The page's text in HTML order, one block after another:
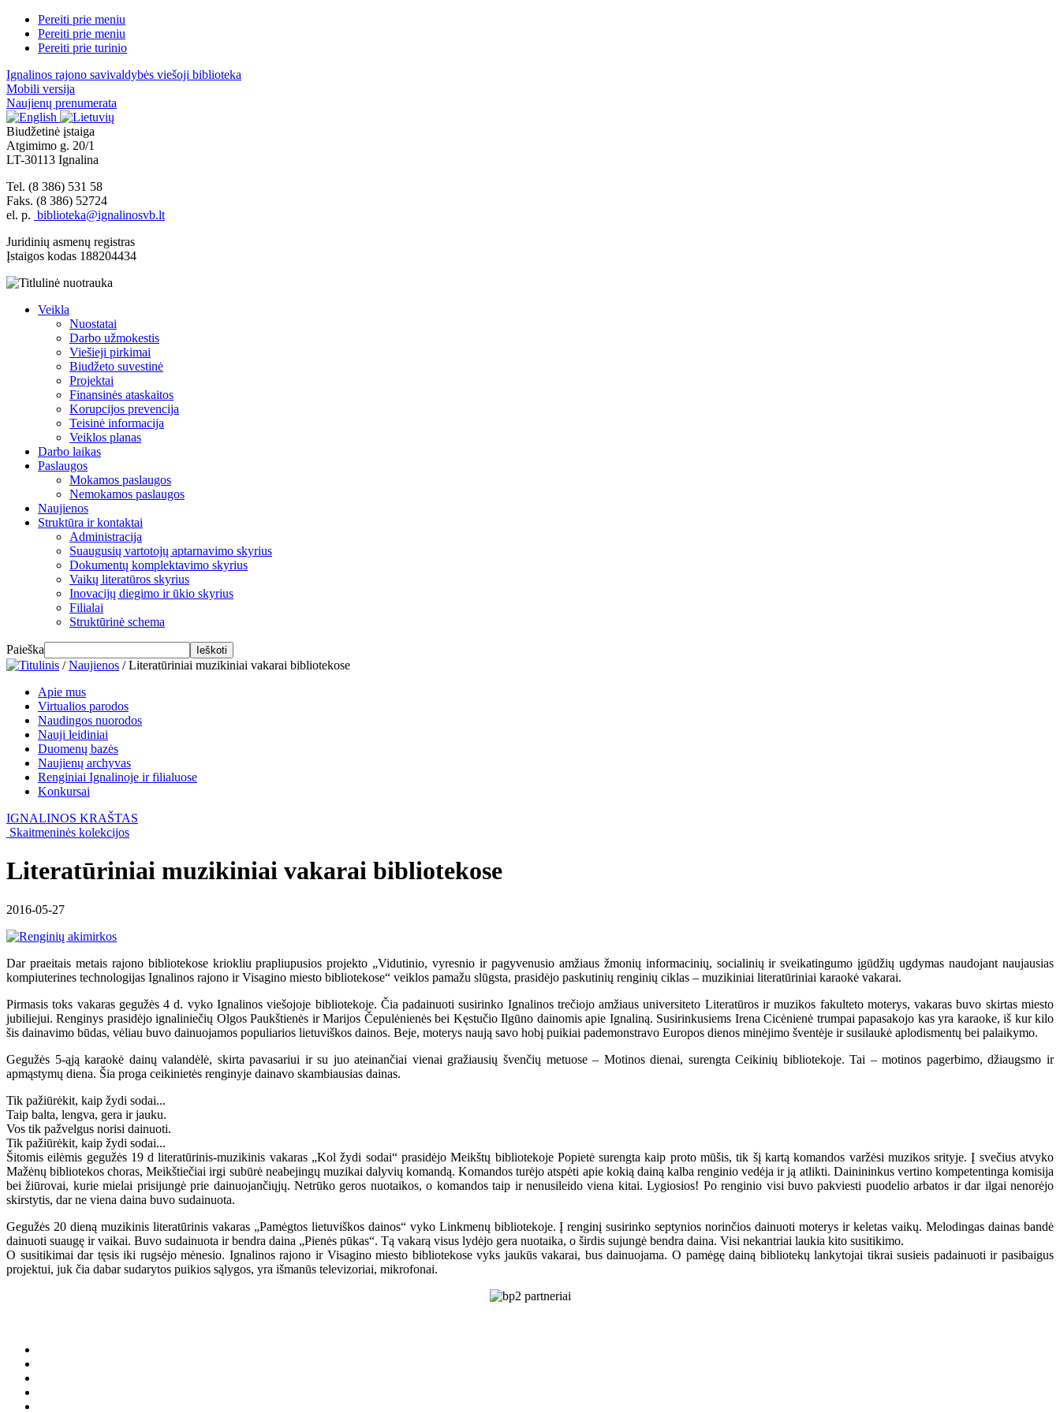
Pereiti prie meniu
Pereiti prie meniu
Pereiti prie turinio
Ignalinos rajono savivaldybės viešoji biblioteka
Mobili versija
Naujienų prenumerata
Biudžetinė įstaiga
Atgimimo g. 20/1
LT-30113 Ignalina
Tel. (8 386) 531 58
Faks. (8 386) 52724
el. p. biblioteka@ignalinosvb.lt
Juridinių asmenų registras
Įstaigos kodas 188204434
Veikla
Nuostatai
Darbo užmokestis
Viešieji pirkimai
Biudžeto suvestinė
Projektai
Finansinės ataskaitos
Korupcijos prevencija
Teisinė informacija
Veiklos planas
Darbo laikas
Paslaugos
Mokamos paslaugos
Nemokamos paslaugos
Naujienos
Struktūra ir kontaktai
Administracija
Suaugusių vartotojų aptarnavimo skyrius
Dokumentų komplektavimo skyrius
Vaikų literatūros skyrius
Inovacijų diegimo ir ūkio skyrius
Filialai
Struktūrinė schema
Paieška
/ Naujienos / Literatūriniai muzikiniai vakarai bibliotekose
Apie mus
Virtualios parodos
Naudingos nuorodos
Nauji leidiniai
Duomenų bazės
Naujienų archyvas
Renginiai Ignalinoje ir filialuose
Konkursai
IGNALINOS KRAŠTAS
Skaitmeninės kolekcijos
Literatūriniai muzikiniai vakarai bibliotekose
2016-05-27
Dar praeitais metais rajono bibliotekose kriokliu prapliupusios projekto „Vidutinio, vyresnio ir pagyvenusio amžiaus žmonių informacinių, socialinių ir sveikatingumo įgūdžių ugdymas naudojant naujausias
kompiuterines technologijas Ignalinos rajono ir Visagino miesto bibliotekose“ veiklos pamažu slūgsta, prasidėjo paskutinių renginių ciklas – muzikiniai literatūriniai karaokė vakarai.
Pirmasis toks vakaras gegužės 4 d. vyko Ignalinos viešojoje bibliotekoje. Čia padainuoti susirinko Ignalinos trečiojo amžiaus universiteto Literatūros ir muzikos fakulteto moterys, vakaras buvo skirtas miesto
jubiliejui. Renginys prasidėjo ignaliniečių Olgos Paukštienės ir Marijos Čepulėnienės bei Kęstučio Ilgūno dainomis apie Ignaliną. Susirinkusiems Irena Cicėnienė trumpai papasakojo kas yra karaoke, iš kur kilo
šis dainavimo būdas, vėliau buvo dainuojamos populiarios lietuviškos dainos. Beje, moterys naują savo hobį puikiai pademonstravo Europos dienos minėjimo šventėje ir susilaukė aplodismentų bei palaikymo.
Gegužės 5-ąją karaokė dainų valandėlė, skirta pavasariui ir su juo ateinančiai vienai gražiausių švenčių metuose – Motinos dienai, surengta Ceikinių bibliotekoje. Tai – motinos pagerbimo, džiaugsmo ir
apmąstymų diena. Šia proga ceikinietės renginyje dainavo skambiausias dainas.
Tik pažiūrėkit, kaip žydi sodai...
Taip balta, lengva, gera ir jauku.
Vos tik pažvelgus norisi dainuoti.
Tik pažiūrėkit, kaip žydi sodai...
Šitomis eilėmis gegužės 19 d literatūrinis-muzikinis vakaras „Kol žydi sodai“ prasidėjo Meikštų bibliotekoje Popietė surengta kaip proto mūšis, tik šį kartą komandos varžėsi muzikos srityje. Į svečius atvyko
Mažėnų bibliotekos choras, Meikštiečiai irgi subūrė neabejingų muzikai dalyvių komandą. Komandos turėjo atspėti apie kokią dainą kalba renginio vedėja ir ją atlikti. Dainininkus vertino kompetentinga komisija
bei žiūrovai, kurie mielai prisijungė prie dainuojančiųjų. Netrūko geros nuotaikos, o komandos taip ir nenusileido viena kitai. Lygiosios! Po renginio visi buvo pakviesti puodelio arbatos ir dar ilgai nenorėjo
skirstytis, dar ne viena daina buvo sudainuota.
Gegužės 20 dieną muzikinis literatūrinis vakaras „Pamėgtos lietuviškos dainos“ vyko Linkmenų bibliotekoje. Į renginį susirinko septynios norinčios dainuoti moterys ir keletas vaikų. Melodingas dainas bandė
dainuoti suaugę ir vaikai. Buvo sudainuota ir bendra daina „Pienės pūkas“. Tą vakarą visus lydėjo gera nuotaika, o širdis sujungė bendra daina. Visi nekantriai laukia kito susitikimo.
O susitikimai dar tęsis iki rugsėjo mėnesio. Ignalinos rajono ir Visagino miesto bibliotekose vyks jaukūs vakarai, bus dainuojama. O pamėgę dainą bibliotekų lankytojai tikrai susieis padainuoti ir pasibaigus
projektui, juk čia dabar sudarytos puikios sąlygos, yra išmanūs televizoriai, mikrofonai.